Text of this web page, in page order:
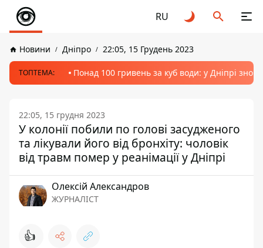
RU
Новини Дніпро 22:05, 15 Грудень 2023
ТОПТЕМА: Понад 100 гривень за куб води: у Дніпрі
22:05, 15 грудня 2023
У колонії побили по голові засудженого
та лікували його від бронхіту: чоловік
від травм помер у реанімації у Дніпрі
Олексій Александров
ЖУРНАЛІСТ
👍